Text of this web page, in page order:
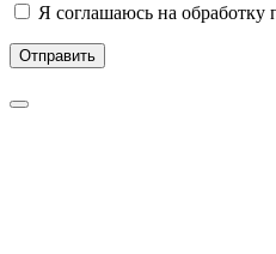
Я соглашаюсь на
Отправить